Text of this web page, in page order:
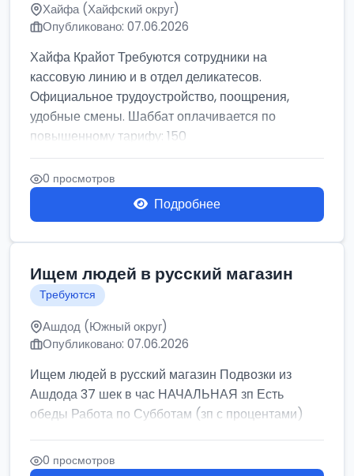
Хайфа (Хайфский округ)
Опубликовано: 07.06.2026
Хайфа Крайот Требуются сотрудники на
кассовую линию и в отдел деликатесов.
Официальное трудоустройство, поощрения,
удобные смены. Шаббат оплачивается по
повышенному тарифу: 150
0 просмотров
Подробнее
Ищем людей в русский магазин
Требуются
Ашдод (Южный округ)
Опубликовано: 07.06.2026
Ищем людей в русский магазин Подвозки из
Ашдода 37 шек в час НАЧАЛЬНАЯ зп Есть
обеды Работа по Субботам (зп с процентами)
0 просмотров